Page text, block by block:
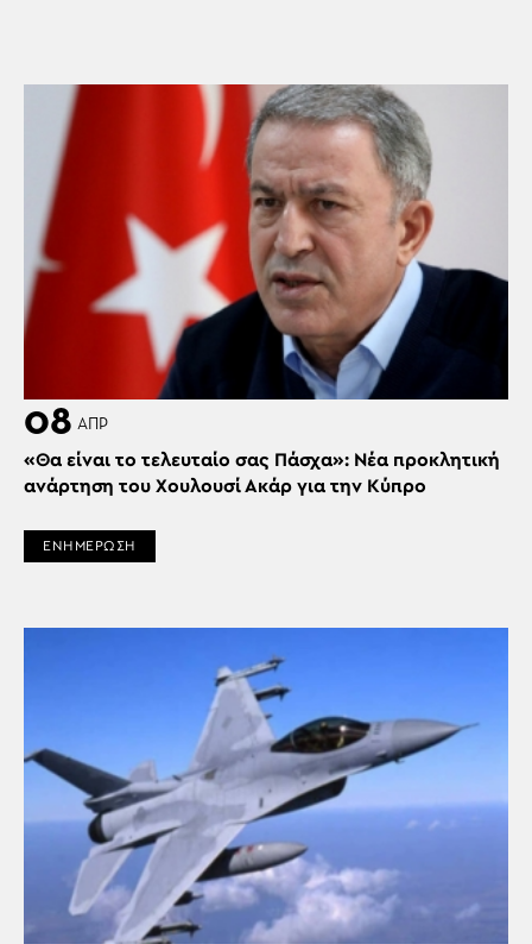
08 ΑΠΡ
«Θα είναι το τελευταίο σας Πάσχα»: Νέα προκλητική
ανάρτηση του Χουλουσί Ακάρ για την Κύπρο
ΕΝΗΜΕΡΩΣΗ